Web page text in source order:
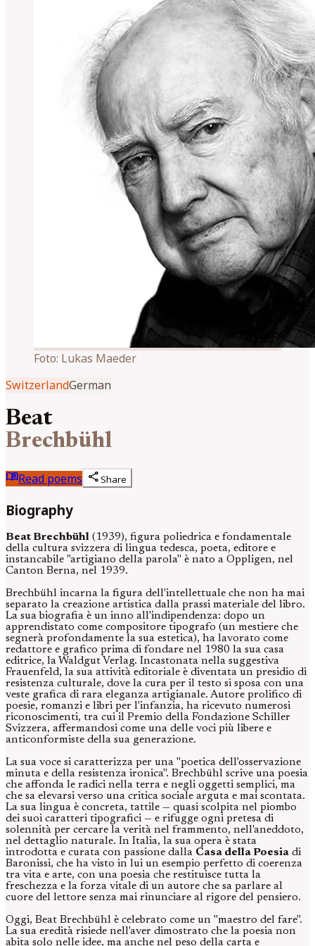
Foto: Lukas Maeder
SwitzerlandGerman
Beat
Brechbühl
menu_bookRead poems shareShare
Biography
Beat Brechbühl (1939), figura poliedrica e fondamentale
della cultura svizzera di lingua tedesca, poeta, editore e
instancabile "artigiano della parola" è nato a Oppligen, nel
Canton Berna, nel 1939.
Brechbühl incarna la figura dell'intellettuale che non ha mai
separato la creazione artistica dalla prassi materiale del libro.
La sua biografia è un inno all'indipendenza: dopo un
apprendistato come compositore tipografo (un mestiere che
segnerà profondamente la sua estetica), ha lavorato come
redattore e grafico prima di fondare nel 1980 la sua casa
editrice, la Waldgut Verlag. Incastonata nella suggestiva
Frauenfeld, la sua attività editoriale è diventata un presidio di
resistenza culturale, dove la cura per il testo si sposa con una
veste grafica di rara eleganza artigianale. Autore prolifico di
poesie, romanzi e libri per l'infanzia, ha ricevuto numerosi
riconoscimenti, tra cui il Premio della Fondazione Schiller
Svizzera, affermandosi come una delle voci più libere e
anticonformiste della sua generazione.
La sua voce si caratterizza per una "poetica dell'osservazione
minuta e della resistenza ironica". Brechbühl scrive una poesia
che affonda le radici nella terra e negli oggetti semplici, ma
che sa elevarsi verso una critica sociale arguta e mai scontata.
La sua lingua è concreta, tattile — quasi scolpita nel piombo
dei suoi caratteri tipografici — e rifugge ogni pretesa di
solennità per cercare la verità nel frammento, nell'aneddoto,
nel dettaglio naturale. In Italia, la sua opera è stata
introdotta e curata con passione dalla Casa della Poesia di
Baronissi, che ha visto in lui un esempio perfetto di coerenza
tra vita e arte, con una poesia che restituisce tutta la
freschezza e la forza vitale di un autore che sa parlare al
cuore del lettore senza mai rinunciare al rigore del pensiero.
Oggi, Beat Brechbühl è celebrato come un "maestro del fare".
La sua eredità risiede nell'aver dimostrato che la poesia non
abita solo nelle idee, ma anche nel peso della carta e